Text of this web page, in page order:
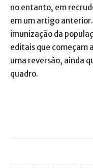
no entanto, em
em um artigo
imunização da
editais que começam
uma reversão, ainda
quadro.